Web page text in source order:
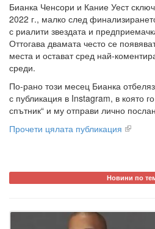
Бианка Ченсори и Кание Уест
2022 г., малко след
с риалити звездата и
Оттогава двамата често се
места и остават сред най-
среди.
По-рано този месец Бианка
с публикация в Instagram, в която
спътник“ и му отправи лично
Прочети цялата публикация
Новини по